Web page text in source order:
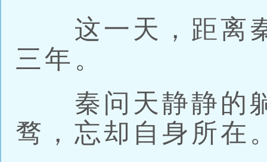
这一天，距离秦
三年。
秦问天静静的躺
骛，忘却自身所在